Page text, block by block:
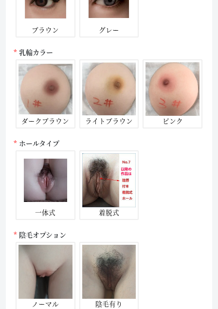
ブラウン グレー
乳輪カラー
ダークブラウン ライトブラウン ピンク
ホールタイプ
一体式 着脱式
陰毛オプション
ノーマル 陰毛有り